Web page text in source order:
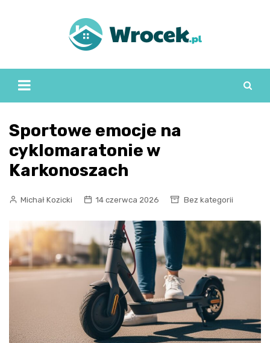
Sportowe emocje na
cyklomaratonie w
Karkonoszach
Michał Kozicki 14 czerwca 2026 Bez kategorii